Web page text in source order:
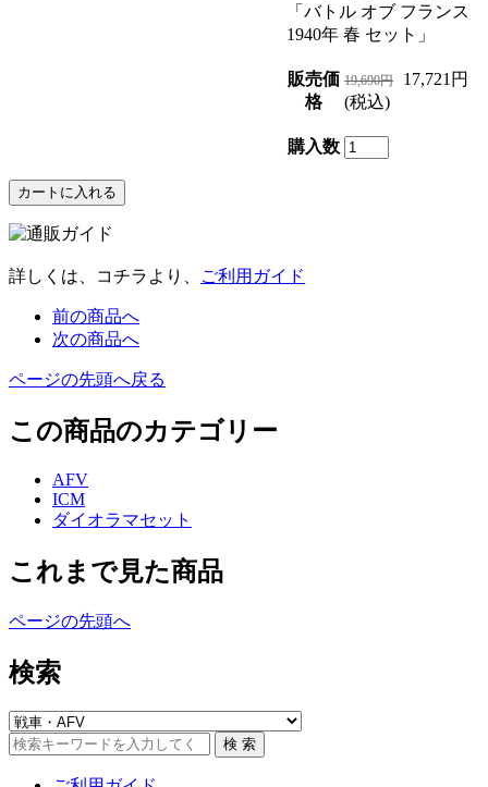
「バトル オブ フランス
1940年 春 セット」
販売価
格
19,690円
17,721円
(税込)
購入数
詳しくは、コチラより、 ご利用ガイド
前の商品へ
次の商品へ
ページの先頭へ戻る
この商品のカテゴリー
AFV
ICM
ダイオラマセット
これまで見た商品
ページの先頭へ
検索